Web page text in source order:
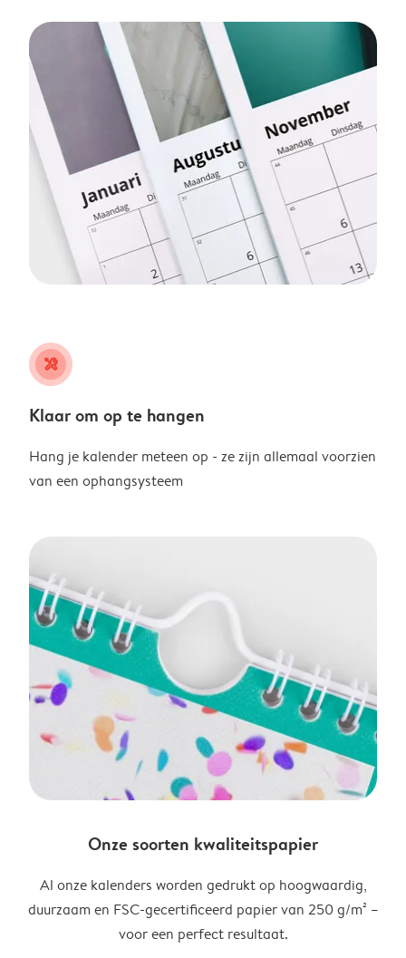
tools
Klaar om op te hangen
Hang je kalender meteen op - ze zijn allemaal voorzien
van een ophangsysteem
Onze soorten kwaliteitspapier
Al onze kalenders worden gedrukt op hoogwaardig,
duurzaam en FSC-gecertificeerd papier van 250 g/m² –
voor een perfect resultaat.